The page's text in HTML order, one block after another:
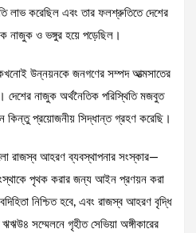
লাভ করেছিল এবং তার ফলশ্রুতিতে দেশের
নাজুক ও ভঙ্গুর হয়ে পড়েছিল।
উন্নয়নকে জনগণের সম্পদ আত্মসাতের
দেশের নাজুক অর্থনৈতিক পরিস্থিতি মজবুত
প্রয়োজনীয় সিদ্ধান্ত গ্রহণ করেছি।
রাজস্ব আহরণ ব্যবস্থাপনার সংস্কার—
পৃথক করার জন্য আইন প্রণয়ন করা
নিশ্চিত হবে, এবং রাজস্ব আহরণ বৃদ্ধি
সম্মেলনে গৃহীত সেভিয়া অঙ্গীকারের